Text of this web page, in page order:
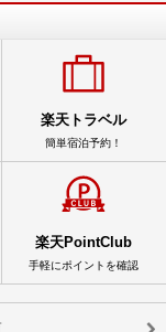
楽天トラベル
簡単宿泊予約！
楽天PointClub
手軽にポイントを確認